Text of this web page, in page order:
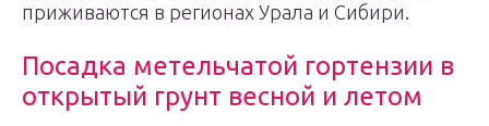
приживаются в регионах Урала и Сибири.
Посадка метельчатой гортензии в
открытый грунт весной и летом